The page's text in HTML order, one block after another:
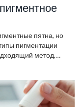
пятна, но
пигментации
метод,